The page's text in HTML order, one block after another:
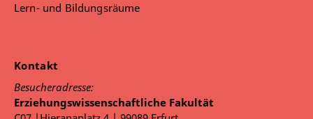
Lern- und Bildungsräume
Kontakt
Besucheradresse:
Erziehungswissenschaftliche Fakultät